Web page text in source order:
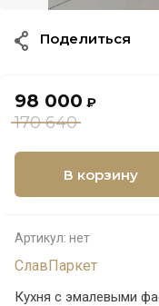
98 000 ₽
170 640
В корзину
Артикул: нет
СлавПаркет
Кухня с эмалевыми
Поделиться